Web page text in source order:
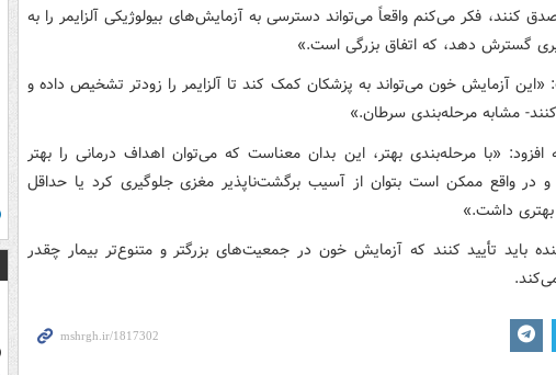
کنند، فکر می‌کنم واقعاً می‌تواند دسترسی به آزمایش‌های بیولوژیکی آلزایمر را به
گسترش دهد، که اتفاق بزرگی است.»
«این آزمایش خون می‌تواند به پزشکان کمک کند تا آلزایمر را زودتر تشخیص داده و
مشابه مرحله‌بندی سرطان.»
افزود: «با مرحله‌بندی بهتر، این بدان معناست که می‌توان اهداف درمانی را بهتر
و در واقع ممکن است بتوان از آسیب برگشت‌ناپذیر مغزی جلوگیری کرد یا حداقل
بهتری داشت.»
باید تأیید کنند که آزمایش خون در جمعیت‌های بزرگتر و متنوع‌تر بیمار چقدر